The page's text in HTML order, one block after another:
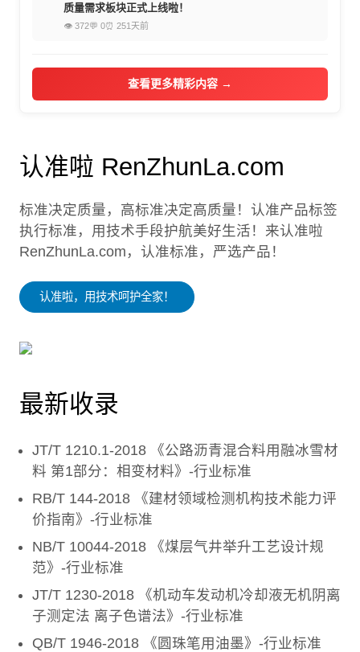
质量需求板块正式上线啦！
👁 372💬 0⏰ 251天前
查看更多精彩内容 →
认准啦 RenZhunLa.com
标准决定质量，高标准决定高质量！认准产品标签
执行标准，用技术手段护航美好生活！来认准啦
RenZhunLa.com，认准标准，严选产品！
认准啦，用技术呵护全家！
最新收录
JT/T 1210.1-2018 《公路沥青混合料用融冰雪材
料 第1部分：相变材料》-行业标准
RB/T 144-2018 《建材领域检测机构技术能力评
价指南》-行业标准
NB/T 10044-2018 《煤层气井举升工艺设计规
范》-行业标准
JT/T 1230-2018 《机动车发动机冷却液无机阴离
子测定法 离子色谱法》-行业标准
QB/T 1946-2018 《圆珠笔用油墨》-行业标准